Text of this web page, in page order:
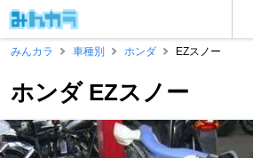
みんカラ
車種別 ホンダ EZスノー
ホンダ EZスノー